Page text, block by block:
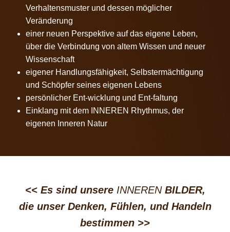
Verhaltensmuster und dessen möglicher
Veränderung
einer neuen Perspektive auf das eigene Leben,
über die Verbindung von altem Wissen und neuer
Wissenschaft
eigener Handlungsfähigkeit, Selbstermächtigung
und Schöpfer seines eigenen Lebens
persönlicher Ent-wicklung und Ent-faltung
Einklang mit dem INNEREN Rhythmus, der
eigenen Inneren Natur
<< Es sind unsere INNEREN BILDER,
die unser Denken, Fühlen, und Handeln
bestimmen >>